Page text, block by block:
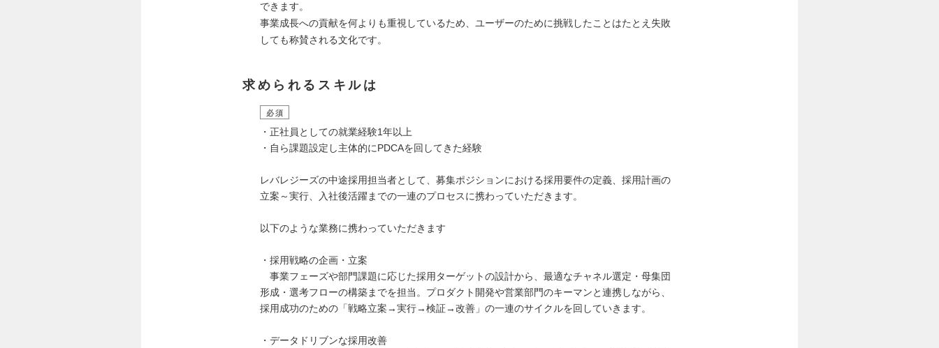
できます。
事業成長への貢献を何よりも重視しているため、ユーザーのために挑戦したことはたとえ失敗
しても称賛される文化です。
求められるスキルは
必須
・正社員としての就業経験1年以上
・自ら課題設定し主体的にPDCAを回してきた経験
レバレジーズの中途採用担当者として、募集ポジションにおける採用要件の定義、採用計画の
立案～実行、入社後活躍までの一連のプロセスに携わっていただきます。
以下のような業務に携わっていただきます
・採用戦略の企画・立案
事業フェーズや部門課題に応じた採用ターゲットの設計から、最適なチャネル選定・母集団
形成・選考フローの構築までを担当。プロダクト開発や営業部門のキーマンと連携しながら、
採用成功のための「戦略立案→実行→検証→改善」の一連のサイクルを回していきます。
・データドリブンな採用改善